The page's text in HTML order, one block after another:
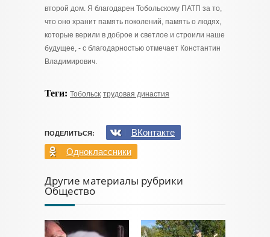
второй дом. Я благодарен Тобольскому ПАТП за то,
что оно хранит память поколений, память о людях,
которые верили в доброе и светлое и строили наше
будущее, - с благодарностью отмечает Константин
Владимирович.
Теги: Тобольск трудовая династия
ПОДЕЛИТЬСЯ:
ВКонтакте
Одноклассники
Другие материалы рубрики
Общество